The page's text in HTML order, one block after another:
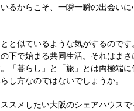
るからこそ、一瞬一瞬の出会い
と似ているような気がするので
下で始まる共同生活。それはま
「暮らし」と「旅」とは両極端
し方なのではないでしょうか。
スメしたい大阪のシェアハウス